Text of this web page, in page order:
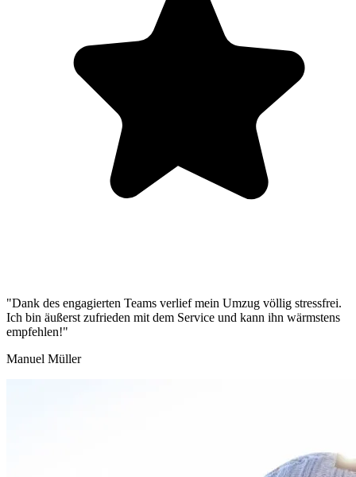
"Dank des engagierten Teams verlief mein Umzug völlig stressfrei.
Ich bin äußerst zufrieden mit dem Service und kann ihn wärmstens
empfehlen!"
Manuel Müller